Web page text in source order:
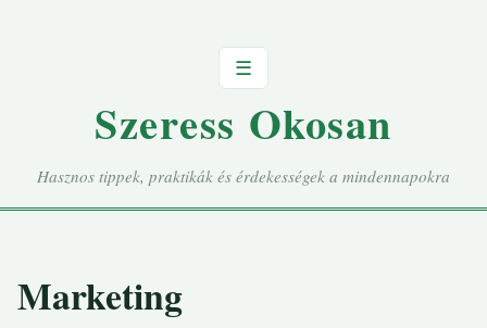
☰
Szeress Okosan
Hasznos tippek, praktikák és érdekességek a mindennapokra
Marketing